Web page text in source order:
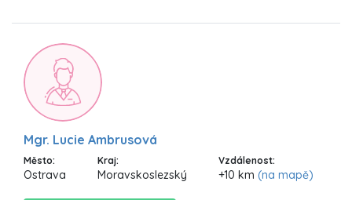
Mgr. Lucie Ambrusová
Město:
Ostrava
Kraj:
Moravskoslezský
Vzdálenost:
+10 km (na mapě)